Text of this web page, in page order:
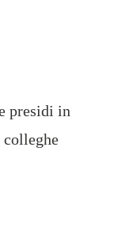
presidi in